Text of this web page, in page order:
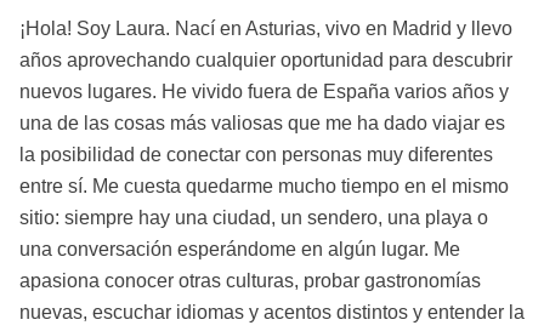
¡Hola! Soy Laura. Nací en Asturias, vivo en Madrid y llevo
años aprovechando cualquier oportunidad para descubrir
nuevos lugares. He vivido fuera de España varios años y
una de las cosas más valiosas que me ha dado viajar es
la posibilidad de conectar con personas muy diferentes
entre sí. Me cuesta quedarme mucho tiempo en el mismo
sitio: siempre hay una ciudad, un sendero, una playa o
una conversación esperándome en algún lugar. Me
apasiona conocer otras culturas, probar gastronomías
nuevas, escuchar idiomas y acentos distintos y entender la